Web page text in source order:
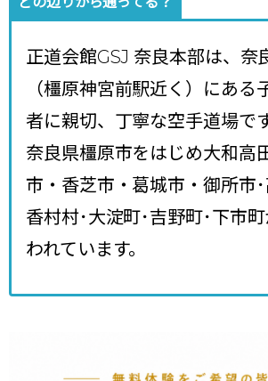
正道会館GSJ 奈良本部は、奈
（橿原神宮前駅近く）にある
者に親切、丁寧な空手道場です
奈良県橿原市をはじめ大和高
市・香芝市・葛城市・御所市
香村村･大淀町･吉野町･下市
われています。